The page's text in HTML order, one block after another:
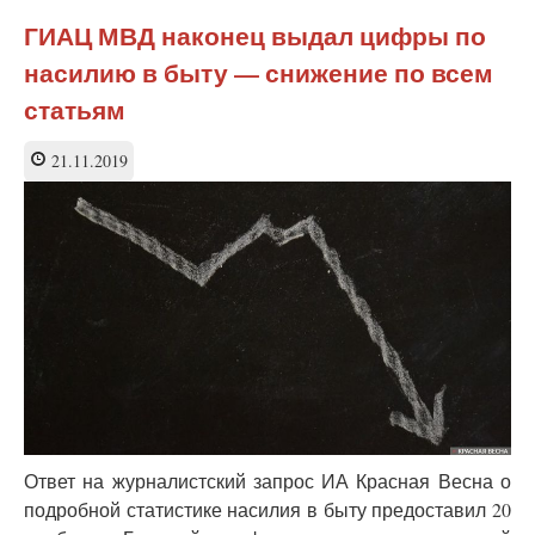
повлияла
на
снижение
ГИАЦ МВД наконец выдал цифры по
насилию в быту — снижение по всем
статьям
21.11.2019
Ответ на журналистский запрос ИА Красная Весна о
подробной статистике насилия в быту предоставил 20